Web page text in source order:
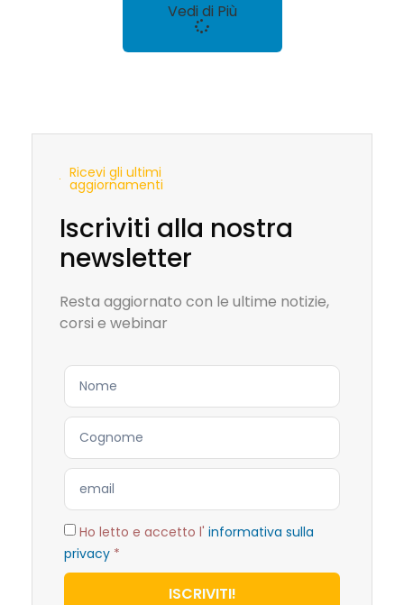
Vedi di Più
Ricevi gli ultimi
aggiornamenti
Iscriviti alla nostra
newsletter
Resta aggiornato con le ultime notizie,
corsi e webinar
Ho letto e accetto l' informativa sulla
privacy *
ISCRIVITI!